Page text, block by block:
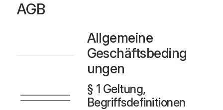
AGB
Allgemeine
Geschäftsbeding
ungen
§ 1 Geltung,
Begriffsdefinitionen